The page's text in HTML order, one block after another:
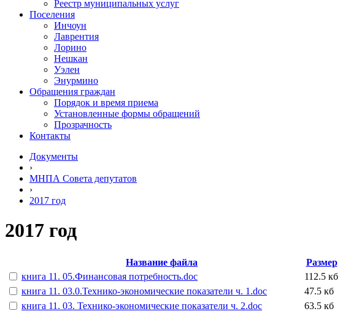
Реестр муниципальных услуг
Поселения
Инчоун
Лаврентия
Лорино
Нешкан
Уэлен
Энурмино
Обращения граждан
Порядок и время приема
Установленные формы обращений
Прозрачность
Контакты
Документы
›
МНПА Совета депутатов
›
2017 год
2017 год
Название файла
Размер
книга 11. 05.Финансовая потребность.doc
112.5 кб
книга 11. 03.0.Технико-экономические показатели ч. 1.doc
47.5 кб
книга 11. 03. Технико-экономические показатели ч. 2.doc
63.5 кб